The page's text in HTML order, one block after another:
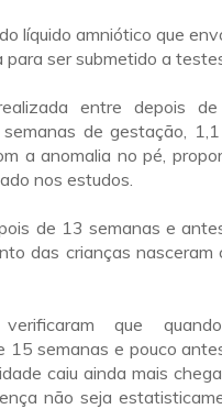
líquido amniótico que
ser submetido a
entre depois
de gestação,
a anomalia no pé,
nos estudos.
de 13 semanas e
das crianças nasceram
que
15 semanas e pouco
caiu ainda mais
não seja